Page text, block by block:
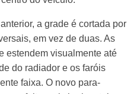
a grade é cortada por
em vez de duas. As
estendem visualmente até
do radiador e os faróis
faixa. O novo para-